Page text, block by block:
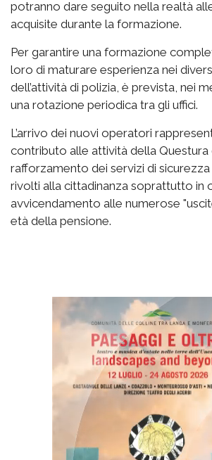
potranno dare seguito nella realtà
acquisite durante la formazione.
Per garantire una formazione
loro di maturare esperienza nei
dell’attività di polizia, è prevista, nei
una rotazione periodica tra gli uffici.
L’arrivo dei nuovi operatori
contributo alle attività della Questura
rafforzamento dei servizi di
rivolti alla cittadinanza soprattutto in
avvicendamento alle numerose
età della pensione.